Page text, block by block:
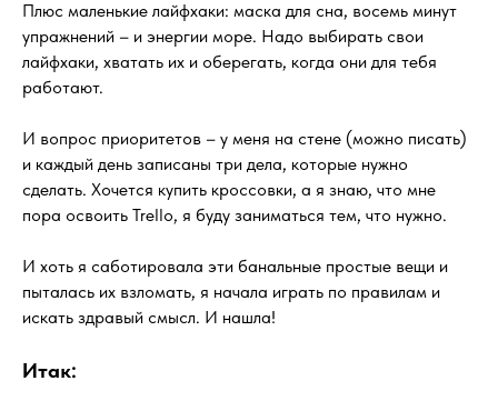
Плюс маленькие лайфхаки: маска для сна, восемь минут
упражнений – и энергии море. Надо выбирать свои
лайфхаки, хватать их и оберегать, когда они для тебя
работают.
И вопрос приоритетов – у меня на стене (можно писать)
и каждый день записаны три дела, которые нужно
сделать. Хочется купить кроссовки, а я знаю, что мне
пора освоить Trello, я буду заниматься тем, что нужно.
И хоть я саботировала эти банальные простые вещи и
пыталась их взломать, я начала играть по правилам и
искать здравый смысл. И нашла!
Итак: